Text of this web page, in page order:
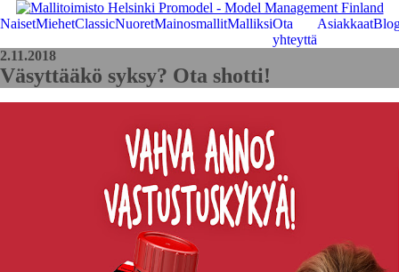
NaisetMiehetClassicNuoretMainosmallitMalliksiOta
yhteyttä
Asiakkaat
2.11.2018
Väsyttääkö syksy? Ota shotti!